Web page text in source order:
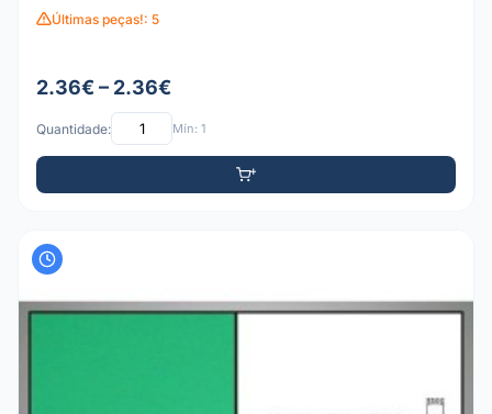
Últimas peças!: 5
2.36€ – 2.36€
Quantidade: Mín: 1